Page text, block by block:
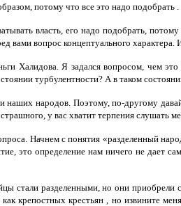
потому что все это надо подобрать .
власть, его надо подобрать,
вами вопрос концептуального
Халидова. Я задался вопросом, чем
турбулентности? А в таком
наших народов. Поэтому, по-другому
у вас хватит терпения слушать
Начнем с понятия «разделенный
это определение нам ничего не дает
стали разделенными, но они приобрели
крепостных крестьян , но извините